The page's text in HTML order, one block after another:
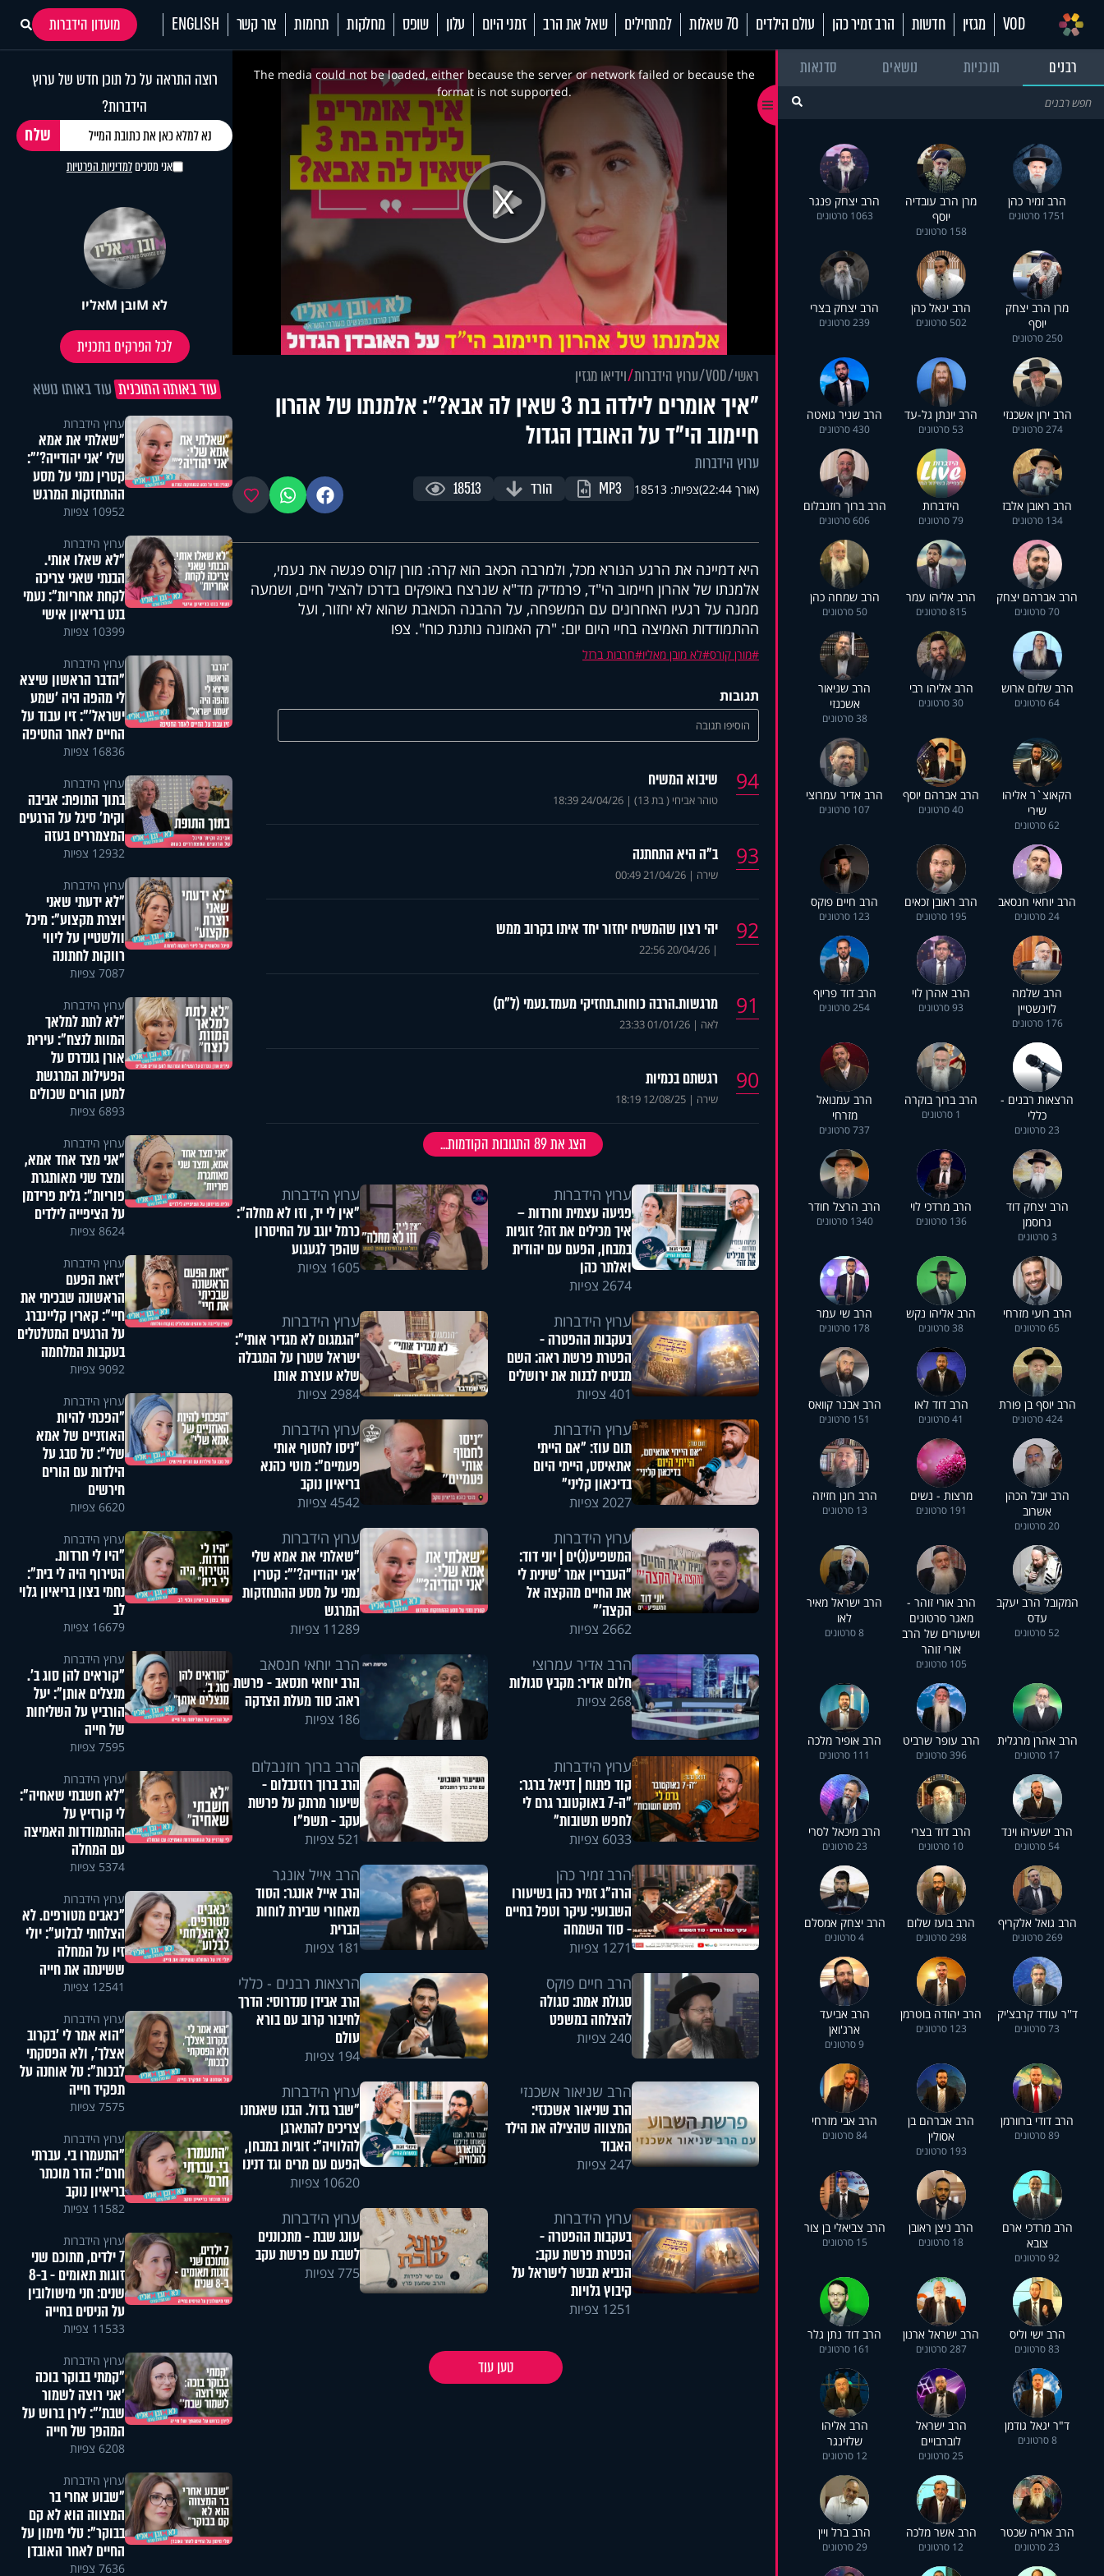
VOD מגזין חדשות הרב זמיר כהן עולם הילדים 70 שאלות למתחילים שאל את הרב זמני היום עלון שופס מחלקות תרומות צור קשר ENGLISH
מועדון הידברות
רבנים
תוכניות נושאים סדנאות
הרב זמיר כהן
1751 סרטונים
מרן הרב עובדיה
יוסף
158 סרטונים
הרב יצחק פנגר
1063 סרטונים
מרן הרב יצחק
יוסף
250 סרטונים
הרב יגאל כהן
502 סרטונים
הרב יצחק בצרי
239 סרטונים
הרב ירון אשכנזי
274 סרטונים
הרב יונתן גל-עד
53 סרטונים
הרב שניר גואטה
430 סרטונים
הרב ראובן אלבז
134 סרטונים
הידברות
79 סרטונים
הרב ברוך רוזנבלום
606 סרטונים
הרב אברהם יצחק
70 סרטונים
הרב אליהו עמר
815 סרטונים
הרב שמחה כהן
50 סרטונים
הרב שלום ארוש
64 סרטונים
הרב אליהו רבי
30 סרטונים
הרב שניאור
אשכנזי
38 סרטונים
הקאוצ`ר אליהו
שירי
62 סרטונים
הרב אברהם יוסף
40 סרטונים
הרב אדיר עמרוצי
107 סרטונים
הרב יוחאי חנסאב
24 סרטונים
הרב ראובן זכאים
195 סרטונים
הרב חיים פוקס
123 סרטונים
הרב שלמה
לוינשטיין
176 סרטונים
הרב אהרן לוי
93 סרטונים
הרב דוד פריוף
254 סרטונים
הרצאות רבנים -
כללי
23 סרטונים
הרב ברוך בוקרה
1 סרטונים
הרב עמנואל
מזרחי
737 סרטונים
הרב יצחק דוד
גרוסמן
3 סרטונים
הרב מרדכי לוי
136 סרטונים
הרב הרצל חודר
1340 סרטונים
הרב רועי מזרחי
65 סרטונים
הרב אליהו נקש
38 סרטונים
הרב שי עמר
178 סרטונים
הרב יוסף בן פורת
424 סרטונים
הרב דוד לאו
41 סרטונים
הרב אבנר קוואס
151 סרטונים
הרב יובל הכהן
אשרוב
20 סרטונים
מרצות - נשים
191 סרטונים
הרב רונן חזיזה
13 סרטונים
המקובל הרב יעקב
עדס
52 סרטונים
הרב אורי זוהר -
מאגר סרטונים
ושיעורים של הרב
אורי זוהר
105 סרטונים
הרב ישראל מאיר
לאו
8 סרטונים
הרב אהרן מרגלית
17 סרטונים
הרב עופר שרביט
396 סרטונים
הרב אופיר מלכה
111 סרטונים
הרב ישעיהו וינד
54 סרטונים
הרב דוד בצרי
10 סרטונים
הרב מיכאל לסרי
23 סרטונים
הרב גואל אלקריף
269 סרטונים
הרב בועז שלום
298 סרטונים
הרב יצחק אמסלם
4 סרטונים
ד''ר עודד קרבצ'יק
73 סרטונים
הרב יהודה בוטרמן
123 סרטונים
הרב אביעד
ארג'ואן
9 סרטונים
הרב דודי ברוורמן
89 סרטונים
הרב אברהם בן
אסולין
193 סרטונים
הרב אבי מזרחי
84 סרטונים
הרב מרדכי ארם
צובא
92 סרטונים
הרב ניצן ראובן
18 סרטונים
הרב צביאלי בן צור
15 סרטונים
הרב ישי וליס
83 סרטונים
הרב ישראל ארנון
287 סרטונים
הרב דוד נתן גלר
161 סרטונים
ד"ר יגאל גודמן
8 סרטונים
הרב ישראל
לוברבויים
25 סרטונים
הרב אליהו
שלזינגר
12 סרטונים
הרב אריה שכטר
23 סרטונים
הרב אשר מלכה
12 סרטונים
הרב ברל ויין
29 סרטונים
Play
Video
This
modalThe media could not be loaded, either because the server or network failed or because the
format is not supported.
ראשי VOD ערוץ הידברות וידיאו מגזין
"איך אומרים לילדה בת 3 שאין לה אבא?": אלמנתו של אהרון
חיימוב הי"ד על האובדן הגדול
ערוץ הידברות
(אורך 22:44) צפיות: 18513 MP3 הורד 18513 פייסבוקווטסאפ מועדפים
היא דמיינה את הרגע הנורא מכל, ולמרבה הכאב הוא קרה: מורן קורס פגשה את נעמי,
אלמנתו של אהרון חיימוב הי"ד, פרמדיק מד"א שנרצח באופקים בדרכו להציל חיים, ושמעה
ממנה על רגעיו האחרונים עם המשפחה, על ההבנה הכואבת שהוא לא יחזור, ועל
ההתמודדות האמיצה בחיי היום יום: "רק האמונה נותנת כוח". צפו
מורן קורס לא מובן מאליו חרבות ברזל
תגובות
הוסיפו תגובה
94 שיבוא המשיח
טוהר אביחי ( בת 13) |
24/04/26 18:39
93 ב"ה היא התחתנה
שירה |
21/04/26 00:49
92 יהי רצון שהמשיח יחזור יחד איתו בקרוב ממש
|
20/04/26 22:56
91 מרגשות.הרבה כוחות.תחזיקי מעמד.נעמי (ל"ת)
לאה |
01/01/26 23:33
90 רגשתם בכמיות
שירה |
12/08/25 18:19
הצג את89התגובות הקודמות...
ערוץ הידברות
פגיעה עצמית וחרדות –
איך מכילים את זה? זוגיות
במבחן, הפעם עם יהודית
ואלתר כהן
2674 צפיות
ערוץ הידברות
"אין לי יד, וזו לא מחלה":
כרמל יוגב על החיסרון
שהפך לגעגוע
1605 צפיות
ערוץ הידברות
בעקבות ההפטרה -
הפטרת פרשת ראה: השם
מבטיח לבנות את ירושלים
401 צפיות
ערוץ הידברות
"הגמגום לא מגדיר אותי":
ישראל שטרן על המגבלה
שלא עוצרת אותו
2984 צפיות
ערוץ הידברות
תום עוז: "אם הייתי
אתאיסט, הייתי היום
בדיכאון קליני"
2027 צפיות
ערוץ הידברות
"ניסו לחטוף אותי
פעמיים": מוטי כהנא
בריאיון נוקב
4542 צפיות
ערוץ הידברות
המשפיע(נ)ים | יוני דוד:
"העבריין אמר 'שינית לי
את החיים מהקצה אל
הקצה'"
2662 צפיות
ערוץ הידברות
"שאלתי את אמא שלי
'אני יהודייה?'": קטרין
נמני על מסע ההתחזקות
המרגש
11289 צפיות
הרב אדיר עמרוצי
חלום אדיר: מקבץ סגולות
268 צפיות
הרב יוחאי חנסאב
הרב יוחאי חנסאב - פרשת
ראה: סוד מעלת הצדקה
186 צפיות
ערוץ הידברות
קוד פתוח | דניאל ברגר:
"ה-7 באוקטובר גרם לי
לחפש תשובות"
6033 צפיות
הרב ברוך רוזנבלום
הרב ברוך רוזנבלום -
שיעור מרתק על פרשת
עקב - תשפ"ו
521 צפיות
הרב זמיר כהן
הרה"ג זמיר כהן בשיעורו
השבועי: עיקר וטפל בחיים
- סוד השמחה
1271 צפיות
הרב אייל אונגר
הרב אייל אונגר: הסוד
מאחורי שבירת לוחות
הברית
181 צפיות
הרב חיים פוקס
סגולת אמת: סגולה
להצלחה במשפט
240 צפיות
הרצאות רבנים - כללי
הרב אבידן סנדרוסי: הדרך
לחיבור קרוב עם בורא
עולם
194 צפיות
הרב שניאור אשכנזי
הרב שניאור אשכנזי:
המצווה שהצילה את הילד
האבוד
247 צפיות
ערוץ הידברות
"שבר גדול. הבנו שאנחנו
צריכים להתארגן
להלוויה": זוגיות במבחן,
הפעם עם מרים וגד דנינו
10620 צפיות
ערוץ הידברות
בעקבות ההפטרה -
הפטרת פרשת עקב:
הנביא מבשר לישראל על
קיבוץ גלויות
1251 צפיות
ערוץ הידברות
עונג שבת - מתכוננים
לשבת עם פרשת עקב
775 צפיות
טען עוד
רוצה התראה על כל תוכן חדש של ערוץ
הידברות?
אני מסכיםלמדיניות הפרטיות
לא Mובן Mאליו
לכל הפרקים בתכנית
עוד באותה התוכנית עוד באותו נושא
ערוץ הידברות
"שאלתי את אמא
שלי 'אני יהודייה?'":
קטרין נמני על מסע
ההתחזקות המרגש
10952 צפיות
ערוץ הידברות
"לא שאלו אותי.
הבנתי שאני צריכה
לקחת אחריות": נעמי
בנט בריאיון אישי
10399 צפיות
ערוץ הידברות
"הדבר הראשון שיצא
לי מהפה היה 'שמע
ישראל'": זיו עבוד על
החיים לאחר החטיפה
16836 צפיות
ערוץ הידברות
בתוך התופת: אביבה
וקית' סיגל על הרגעים
המצמררים בעזה
12932 צפיות
ערוץ הידברות
"לא ידעתי שאני
יוצרת מקצוע": מיכל
וולשטיין על ליווי
רווקות לחתונה
7087 צפיות
ערוץ הידברות
"לא לתת למלאך
המוות לנצח": עירית
אורן גונדרס על
הפעילות המרגשת
למען הורים שכולים
6893 צפיות
ערוץ הידברות
"אני מצד אחד אמא,
ומצד שני מאותגרת
פוריות": גלית פרידמן
על הציפייה לילדים
8624 צפיות
ערוץ הידברות
"זאת הפעם
הראשונה שבכיתי את
חיי": קארין קליינברג
על הרגעים המטלטלים
בעקבות המלחמה
9092 צפיות
ערוץ הידברות
"הפכתי להיות
האוזניים של אמא
שלי": טל סבג על
הילדות עם הורים
חירשים
6620 צפיות
ערוץ הידברות
"היו לי חרדות.
הטירוף היה לי בית":
נחמי בצון בריאיון גלוי
לב
16679 צפיות
ערוץ הידברות
"קוראים להן סוג ב'.
מנצלים אותן": יעל
הורביץ על השליחות
של חייה
7595 צפיות
ערוץ הידברות
"לא חשבתי שאחיה":
לי קורזיץ על
ההתמודדות האמיצה
עם המחלה
5374 צפיות
ערוץ הידברות
"כאבים מטורפים. לא
הצלחתי לבלוע": יולי
זיו על המחלה
ששינתה את חייה
12541 צפיות
ערוץ הידברות
"הוא אמר לי 'בקרוב
אצלך', ולא הפסקתי
לבכות": טל אוחנה על
תפקיד חייה
7575 צפיות
ערוץ הידברות
"התעמרו בי. עברתי
חרם": הדר מוכתר
בריאיון נוקב
11582 צפיות
ערוץ הידברות
7 ילדים, מתוכם שני
זוגות תאומים - ב-8
שנים: חני מישולובין
על הניסים בחייה
11533 צפיות
ערוץ הידברות
"קמתי בבוקר בוכה
'אני רוצה לשמור
שבת'": לירן ברוש על
המהפך של חייה
6208 צפיות
ערוץ הידברות
"שבוע אחרי בר
המצווה הוא לא קם
בבוקר": טלי מימון על
החיים לאחר האובדן
7636 צפיות